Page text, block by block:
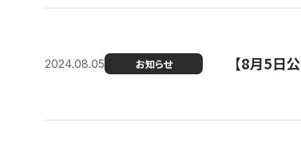
2024.08.05 お知らせ 【8月5日